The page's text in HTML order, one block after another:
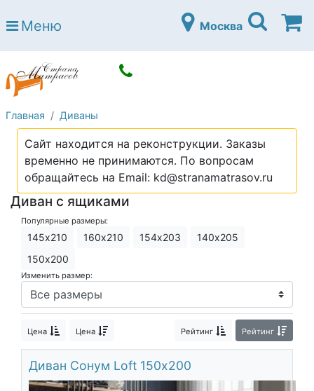
Страна матрасов
Open submenu (Матрасы)
Open submenu (Кровати)
Кровати
Open submenu (Аксессуары)
Open submenu (Диваны)
Диваны
Open submenu (Постельное белье)
Постельное белье
Open submenu (Мебель)
Мебель
Open submenu (Основания)
Основания
Open submenu (Детские матрасы)
Детские матрасы
Open submenu (Детские кровати)
Детские кровати
Open submenu (Шкафы)
Шкафы
О компании
Контакты
Доставка по городу
Меню Москва
Главная Диваны
Сайт находится на реконструкции. Заказы
временно не принимаются. По вопросам
обращайтесь на Email: kd@stranamatrasov.ru
Диван с ящиками
Популярные размеры:
145х210 160х210 154х203
140х205
150х200
Изменить размер:
Цена Цена Рейтинг Рейтинг
Диван Сонум Loft 150х200